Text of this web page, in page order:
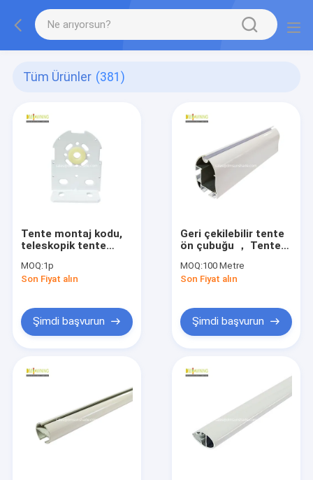
Tüm Ürünler (381)
Tente montaj kodu,
teleskopik tente
aksesuarları
MOQ:1p
Son Fiyat alın
Şimdi başvurun
Geri çekilebilir tente
ön çubuğu ， Tente
üreticileri
MOQ:100 Metre
Son Fiyat alın
Şimdi başvurun